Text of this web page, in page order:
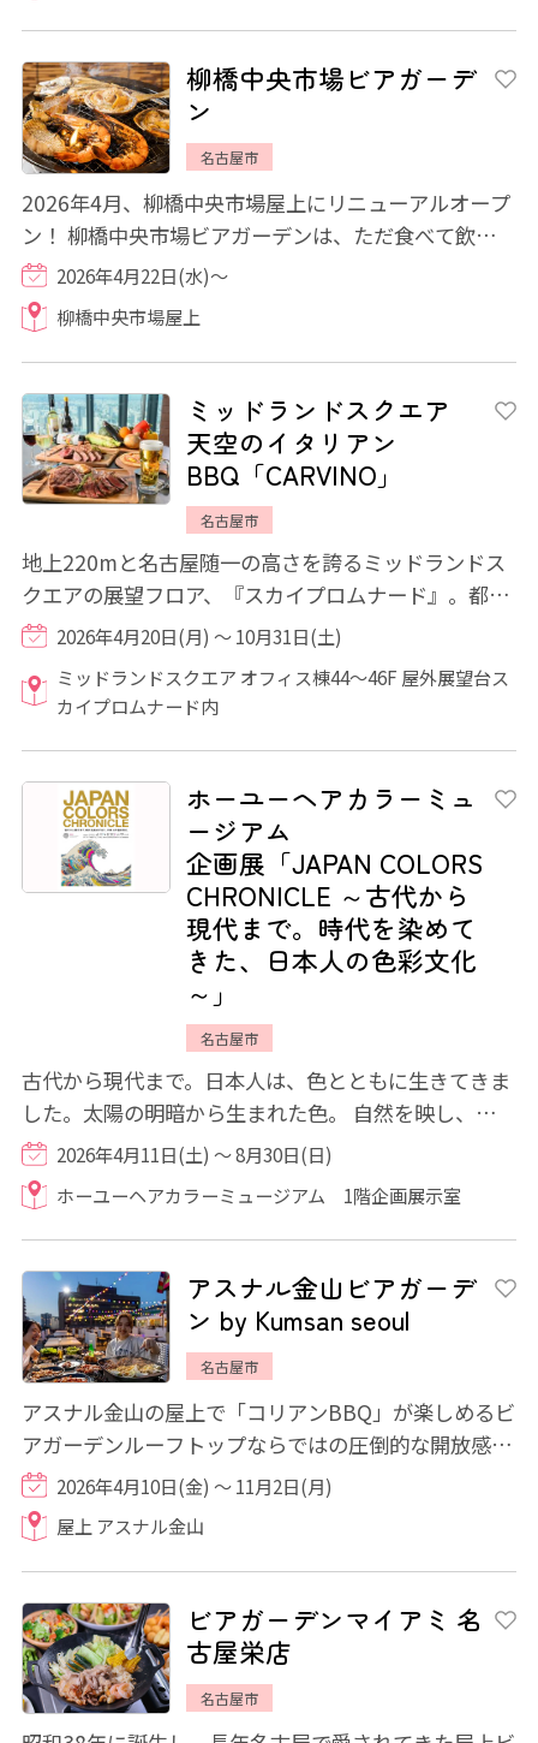
柳橋中央市場ビアガーデ
ン
名古屋市
2026年4月、柳橋中央市場屋上にリニューアルオープ
ン！ 柳橋中央市場ビアガーデンは、ただ食べて飲むだ
けのビアガーデンではありません。 市場...
2026年4月22日(水)～
柳橋中央市場屋上
ミッドランドスクエア
天空のイタリアン
BBQ「CARVINO」
名古屋市
地上220mと名古屋随一の高さを誇るミッドランドス
クエアの展望フロア、『スカイプロムナード』。都会
のど真ん中で手ぶらで本格的なバーベキューを...
2026年4月20日(月) ～ 10月31日(土)
ミッドランドスクエア オフィス棟44〜46F 屋外展望台ス
カイプロムナード内
ホーユーヘアカラーミュ
ージアム
企画展「JAPAN COLORS
CHRONICLE ～古代から
現代まで。時代を染めて
きた、日本人の色彩文化
～」
名古屋市
古代から現代まで。日本人は、色とともに生きてきま
した。太陽の明暗から生まれた色。 自然を映し、身分
を語り、制限の中で磨かれ、世界と出会い...
2026年4月11日(土) ～ 8月30日(日)
ホーユーヘアカラーミュージアム 1階企画展示室
アスナル金山ビアガーデ
ン by Kumsan seoul
名古屋市
アスナル金山の屋上で「コリアンBBQ」が楽しめるビ
アガーデンルーフトップならではの圧倒的な開放感！
夕焼けから月夜へと移りゆく空を眺めながら、...
2026年4月10日(金) ～ 11月2日(月)
屋上 アスナル金山
ビアガーデンマイアミ 名
古屋栄店
名古屋市